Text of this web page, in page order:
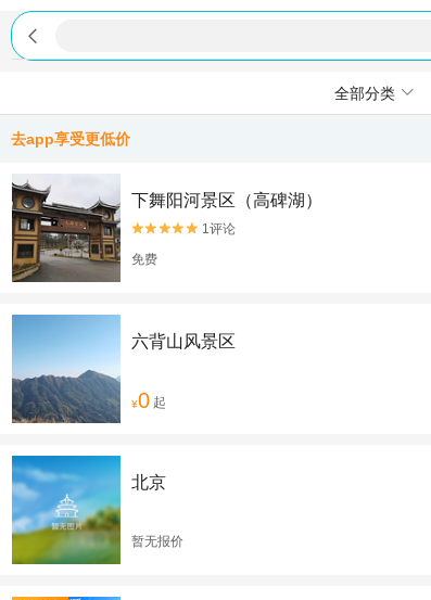

全部分类
去app享受更低价
下舞阳河景区（高碑湖）

 1评论
免费
六背山风景区
¥0 起
北京
暂无报价